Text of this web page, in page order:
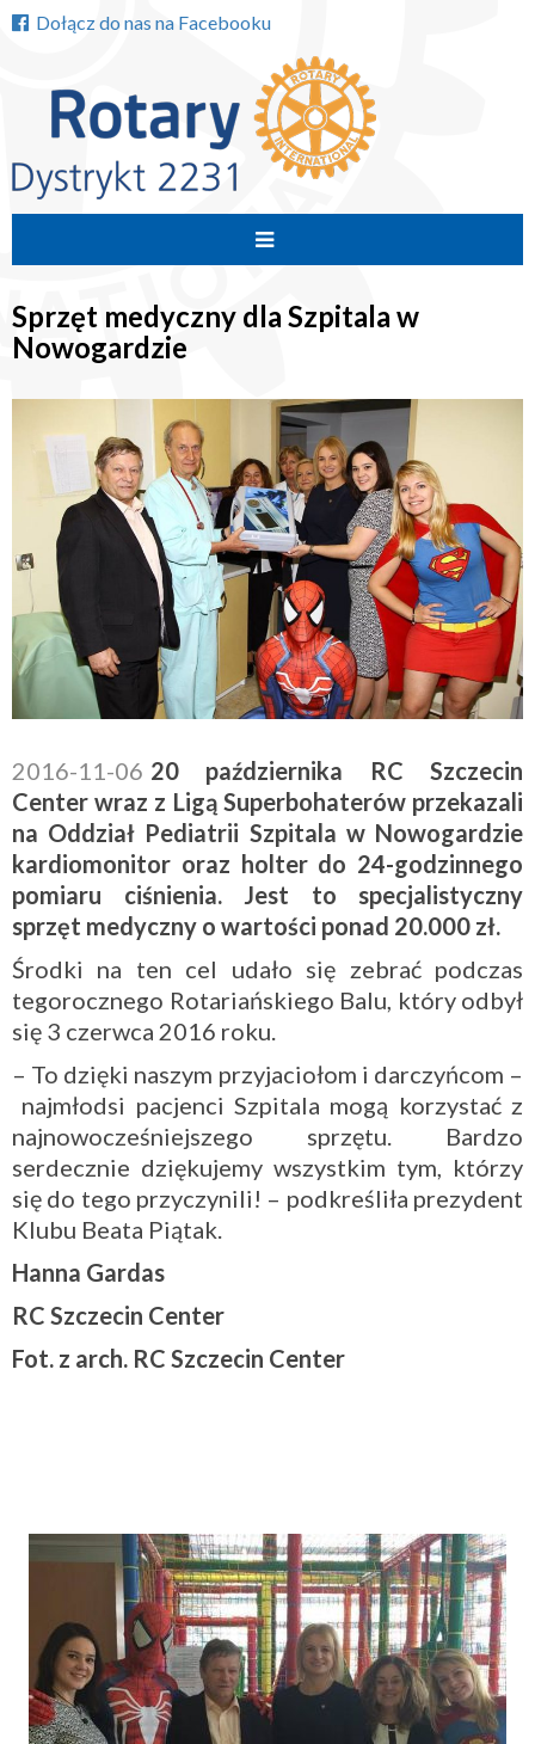
Dołącz do nas na Facebooku
treści
Sprzęt medyczny dla Szpitala w
Nowogardzie
2016-11-06 20 października RC Szczecin
Center wraz z Ligą Superbohaterów przekazali
na Oddział Pediatrii Szpitala w Nowogardzie
kardiomonitor oraz holter do 24-godzinnego
pomiaru ciśnienia. Jest to specjalistyczny
sprzęt medyczny o wartości ponad 20.000 zł.
Środki na ten cel udało się zebrać podczas
tegorocznego Rotariańskiego Balu, który odbył
się 3 czerwca 2016 roku.
– To dzięki naszym przyjaciołom i darczyńcom –
najmłodsi pacjenci Szpitala mogą korzystać z
najnowocześniejszego sprzętu. Bardzo
serdecznie dziękujemy wszystkim tym, którzy
się do tego przyczynili! – podkreśliła prezydent
Klubu Beata Piątak.
Hanna Gardas
RC Szczecin Center
Fot. z arch. RC Szczecin Center